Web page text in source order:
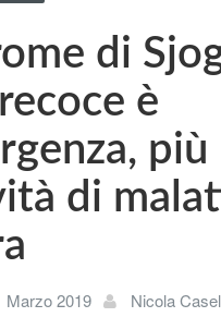
di
è
più
di
Marzo 2019 Nicola